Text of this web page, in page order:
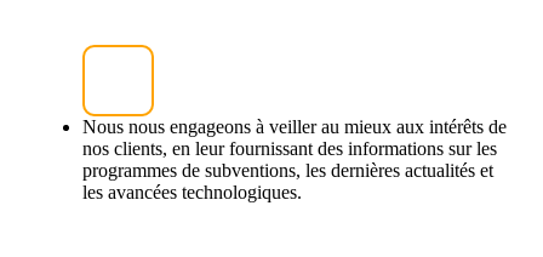
Nous nous engageons à veiller au mieux aux intérêts de
nos clients, en leur fournissant des informations sur les
programmes de subventions, les dernières actualités et
les avancées technologiques.